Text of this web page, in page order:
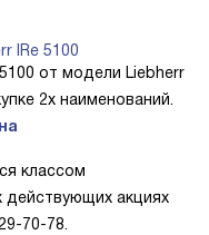
IRe 5100
от модели Liebherr
2х наименований.
классом
действующих акциях
70-78.